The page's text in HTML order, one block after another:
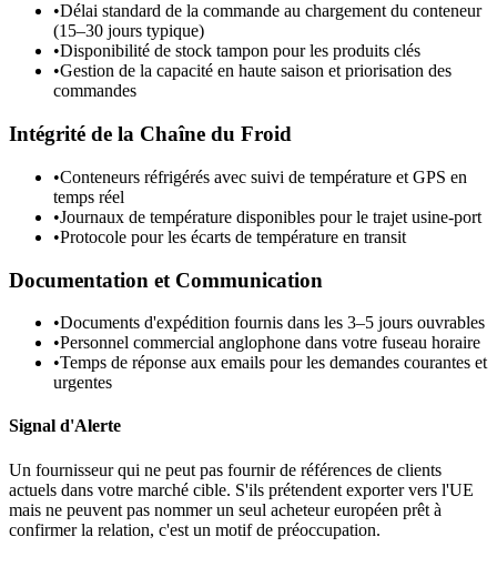
•Délai standard de la commande au chargement du conteneur
(15–30 jours typique)
•Disponibilité de stock tampon pour les produits clés
•Gestion de la capacité en haute saison et priorisation des
commandes
Intégrité de la Chaîne du Froid
•Conteneurs réfrigérés avec suivi de température et GPS en
temps réel
•Journaux de température disponibles pour le trajet usine-port
•Protocole pour les écarts de température en transit
Documentation et Communication
•Documents d'expédition fournis dans les 3–5 jours ouvrables
•Personnel commercial anglophone dans votre fuseau horaire
•Temps de réponse aux emails pour les demandes courantes et
urgentes
Signal d'Alerte
Un fournisseur qui ne peut pas fournir de références de clients
actuels dans votre marché cible. S'ils prétendent exporter vers l'UE
mais ne peuvent pas nommer un seul acheteur européen prêt à
confirmer la relation, c'est un motif de préoccupation.